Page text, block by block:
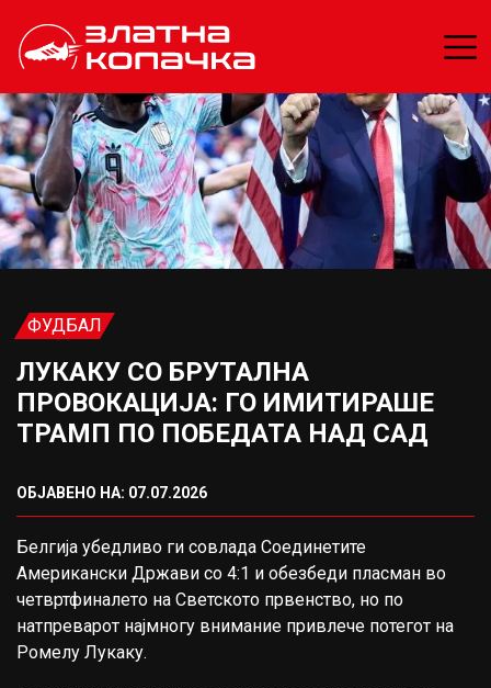
ФУДБАЛ
ЛУКАКУ СО БРУТАЛНА
ПРОВОКАЦИЈА: ГО ИМИТИРАШЕ
ТРАМП ПО ПОБЕДАТА НАД САД
ОБЈАВЕНО НА: 07.07.2026
Белгија убедливо ги совлада Соединетите
Американски Држави со 4:1 и обезбеди пласман во
четвртфиналето на Светското првенство, но по
натпреварот најмногу внимание привлече потегот на
Ромелу Лукаку.